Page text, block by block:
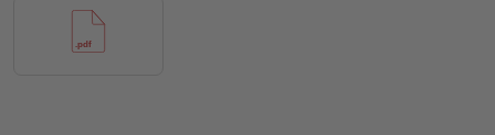
El contenido en los